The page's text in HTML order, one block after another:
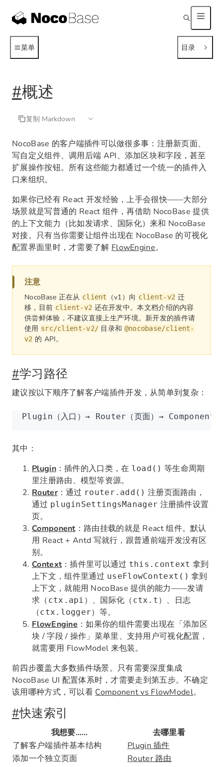
菜单 目录
#概述
复制 Markdown
NocoBase 的客户端插件可以做很多事：注册新页面、
写自定义组件、调用后端 API、添加区块和字段，甚至
扩展操作按钮。所有这些能力都通过一个统一的插件入
口来组织。
如果你已经有 React 开发经验，上手会很快——大部分
场景就是写普通的 React 组件，再借助 NocoBase 提供
的上下文能力（比如发请求、国际化）来和 NocoBase
对接。只有当你需要让组件出现在 NocoBase 的可视化
配置界面里时，才需要了解 FlowEngine。
注意
NocoBase 正在从 client （v1）向 client-v2 迁
移，目前 client-v2 还在开发中。本文档介绍的内容
供尝鲜体验，不建议直接上生产环境。新开发的插件请
使用 src/client-v2/ 目录和 @nocobase/client-
v2 的 API。
#学习路径
建议按以下顺序了解客户端插件开发，从简单到复杂：
Plugin（入口）→ Router（页面）→ Component
其中：
Plugin：插件的入口类，在 load() 等生命周期
里注册路由、模型等资源。
Router：通过 router.add() 注册页面路由，
通过 pluginSettingsManager 注册插件设置
页。
Component：路由挂载的就是 React 组件。默认
用 React + Antd 写就行，跟普通前端开发没有区
别。
Context：插件里可以通过 this.context 拿到
上下文，组件里通过 useFlowContext() 拿到
上下文，就能用 NocoBase 提供的能力——发请
求（ ctx.api ）、国际化（ ctx.t ）、日志
（ctx.logger）等。
FlowEngine ：如果你的组件需要出现在「添加区
块 / 字段 / 操作」菜单里、支持用户可视化配置，
就需要用 FlowModel 来包装。
前四步覆盖大多数插件场景。只有需要深度集成
NocoBase UI 配置体系时，才需要走到第五步。不确定
该用哪种方式，可以看 Component vs FlowModel。
#快速索引
我想要……
去哪里看
了解客户端插件基本结构
Plugin 插件
添加一个独立页面
Router 路由